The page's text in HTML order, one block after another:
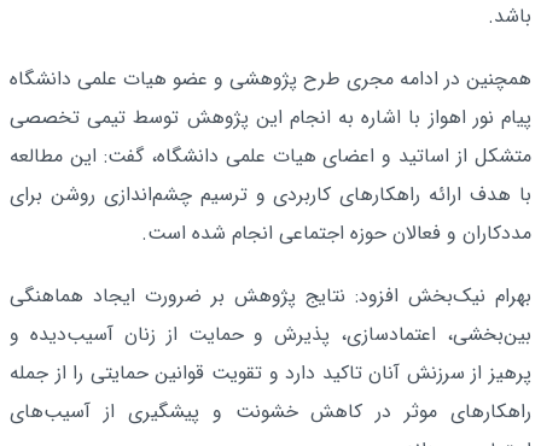
باشد.
همچنین در ادامه مجری طرح پژوهشی و عضو هیات علمی دانشگاه
پیام نور اهواز با اشاره به انجام این پژوهش توسط تیمی تخصصی
متشکل از اساتید و اعضای هیات علمی دانشگاه، گفت: این مطالعه
با هدف ارائه راهکارهای کاربردی و ترسیم چشم‌اندازی روشن برای
مددکاران و فعالان حوزه اجتماعی انجام شده است.
بهرام نیک‌بخش افزود: نتایج پژوهش بر ضرورت ایجاد هماهنگی
بین‌بخشی، اعتمادسازی، پذیرش و حمایت از زنان آسیب‌دیده و
پرهیز از سرزنش آنان تاکید دارد و تقویت قوانین حمایتی را از جمله
راهکارهای موثر در کاهش خشونت و پیشگیری از آسیب‌های